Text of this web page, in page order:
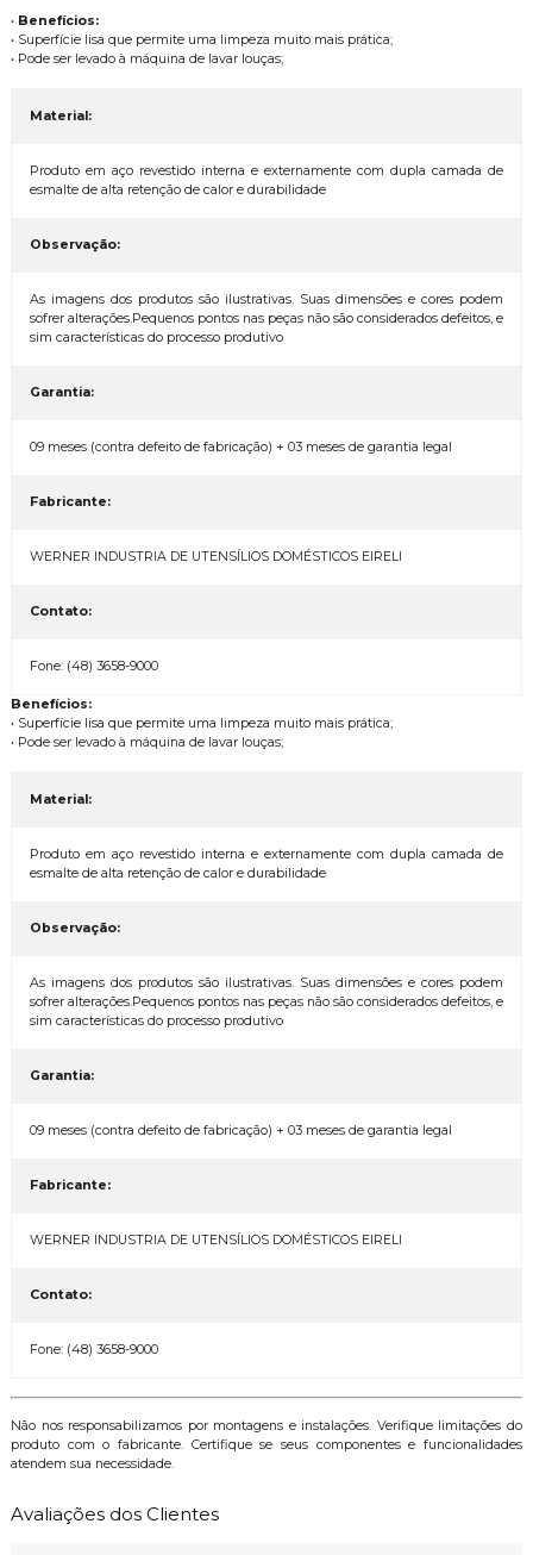
• Benefícios:
• Superfície lisa que permite uma limpeza muito mais prática;
• Pode ser levado à máquina de lavar louças;
Material:
Produto em aço revestido interna e externamente com dupla camada de
esmalte de alta retenção de calor e durabilidade
Observação:
As imagens dos produtos são ilustrativas. Suas dimensões e cores podem
sofrer alterações.Pequenos pontos nas peças não são considerados defeitos, e
sim características do processo produtivo
Garantia:
09 meses (contra defeito de fabricação) + 03 meses de garantia legal
Fabricante:
WERNER INDUSTRIA DE UTENSÍLIOS DOMÉSTICOS EIRELI
Contato:
Fone: (48) 3658-9000
Benefícios:
• Superfície lisa que permite uma limpeza muito mais prática;
• Pode ser levado à máquina de lavar louças;
Material:
Produto em aço revestido interna e externamente com dupla camada de
esmalte de alta retenção de calor e durabilidade
Observação:
As imagens dos produtos são ilustrativas. Suas dimensões e cores podem
sofrer alterações.Pequenos pontos nas peças não são considerados defeitos, e
sim características do processo produtivo
Garantia:
09 meses (contra defeito de fabricação) + 03 meses de garantia legal
Fabricante:
WERNER INDUSTRIA DE UTENSÍLIOS DOMÉSTICOS EIRELI
Contato:
Fone: (48) 3658-9000
Não nos responsabilizamos por montagens e instalações. Verifique limitações do
produto com o fabricante. Certifique se seus componentes e funcionalidades
atendem sua necessidade.
Avaliações dos Clientes